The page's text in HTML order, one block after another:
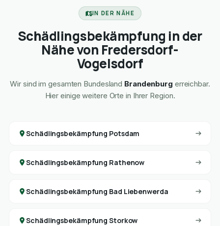
IN DER NÄHE
Schädlingsbekämpfung in der
Nähe von Fredersdorf-
Vogelsdorf
Wir sind im gesamten Bundesland Brandenburg erreichbar.
Hier einige weitere Orte in Ihrer Region.
Schädlingsbekämpfung Potsdam
Schädlingsbekämpfung Rathenow
Schädlingsbekämpfung Bad Liebenwerda
Schädlingsbekämpfung Storkow